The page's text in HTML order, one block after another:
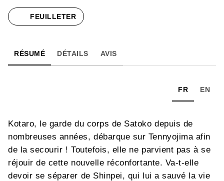
FEUILLETER
RÉSUMÉ DÉTAILS AVIS
FR EN
Kotaro, le garde du corps de Satoko depuis de
nombreuses années, débarque sur Tennyojima afin
de la secourir ! Toutefois, elle ne parvient pas à se
réjouir de cette nouvelle réconfortante. Va-t-elle
devoir se séparer de Shinpei, qui lui a sauvé la vie